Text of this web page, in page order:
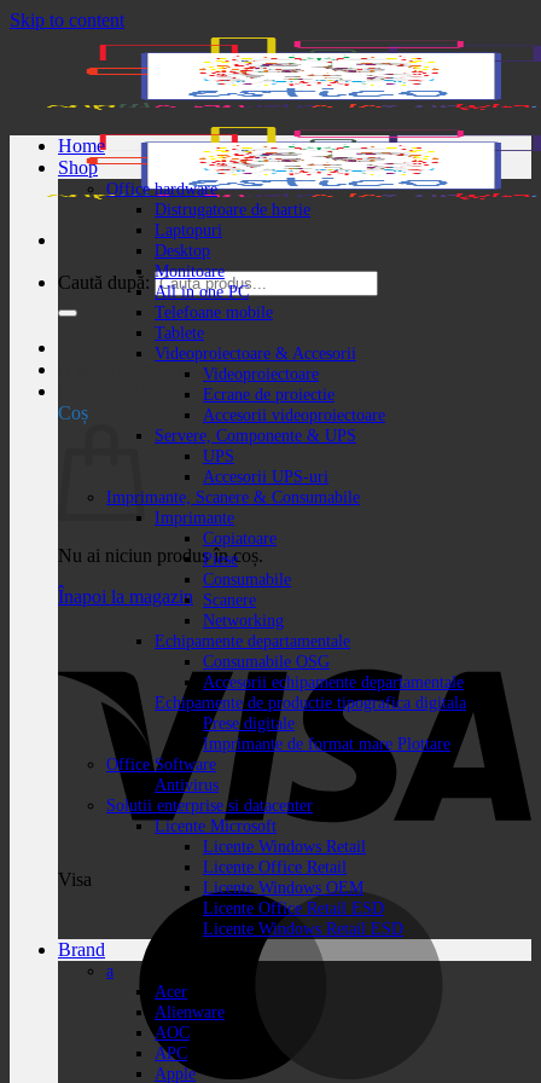
Skip to content
Caută după:
Autentificare / Înregistrare
Coș
Nu ai niciun produs în coș.
Înapoi la magazin
Visa
Home
Shop
Office hardware
Distrugatoare de hartie
Laptopuri
Desktop
Monitoare
All in one PC
Telefoane mobile
Tablete
Videoproiectoare & Accesorii
Videoproiectoare
Ecrane de proiectie
Accesorii videoproiectoare
Servere, Componente & UPS
UPS
Accesorii UPS-uri
Imprimante, Scanere & Consumabile
Imprimante
Copiatoare
Piese
Consumabile
Scanere
Networking
Echipamente departamentale
Consumabile OSG
Accesorii echipamente departamentale
Echipamente de productie tipografica digitala
Prese digitale
Imprimante de format mare Plottare
Office Software
Antivirus
Solutii enterprise si datacenter
Licente Microsoft
Licente Windows Retail
Licente Office Retail
Licente Windows OEM
Licente Office Retail ESD
Licente Windows Retail ESD
Brand
a
Acer
Alienware
AOC
APC
Apple